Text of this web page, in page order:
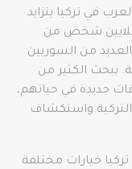
في تركيا يتزايد
ملايين شخص من
من السوريين
يبحث الكثير من
جديدة في حياتهم،
واستكشاف
خيارات مختلفة